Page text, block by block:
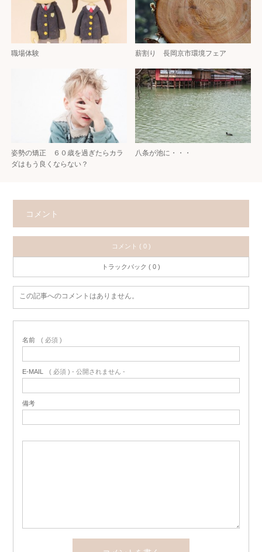
職場体験 薪割り 長岡京市環境フェア
姿勢の矯正 ６０歳を過ぎたらカラ
ダはもう良くならない？
八条が池に・・・
コメント
コメント ( 0 )
トラックバック ( 0 )
この記事へのコメントはありません。
名前 ( 必須 )
E-MAIL ( 必須 ) - 公開されません -
備考